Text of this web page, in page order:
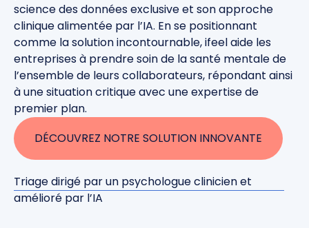
science des données exclusive et son approche
clinique alimentée par l’IA. En se positionnant
comme la solution incontournable, ifeel aide les
entreprises à prendre soin de la santé mentale de
l’ensemble de leurs collaborateurs, répondant ainsi
à une situation critique avec une expertise de
premier plan.
DÉCOUVREZ NOTRE SOLUTION INNOVANTE
Triage dirigé par un psychologue clinicien et
amélioré par l’IA